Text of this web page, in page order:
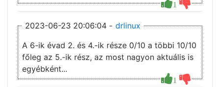
1
2023-06-23 20:06:04 - drlinux
1
A 6-ik évad 2. és 4.-ik része 0/10 a többi 10/10
főleg az 5.-ik rész, az most nagyon aktuális is
egyébként...